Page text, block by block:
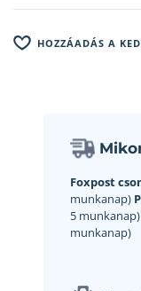
HOZZÁADÁS A
Foxpost
munkanap)
5 munkanap)
munkanap)